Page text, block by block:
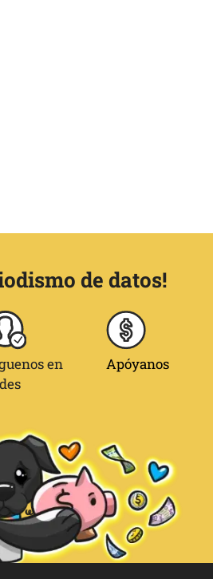
de datos!
en
Apóyanos